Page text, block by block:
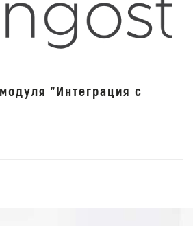
"Интеграция с